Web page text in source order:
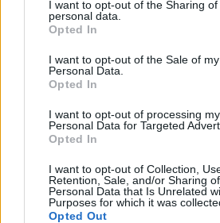
I want to opt-out of the Sharing of
personal data.
Opted In
I want to opt-out of the Sale of my
Personal Data.
Opted In
I want to opt-out of processing my
Personal Data for Targeted
Opted In
I want to opt-out of Collection,
Retention, Sale, and/or Sharing
Personal Data that Is Unrelated
Purposes for which it was
Opted Out